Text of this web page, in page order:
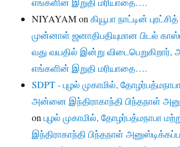
NIYAYAMonகியூபா நாட்டின்
முன்னாள் ஜனாதிபதியுமான பிடல்
வது வயதில் இன்று விடைபெறுகிறார்,
எங்களின் இறுதி மரியாதை….
SDPT - புழல் முகாமில்,
அன்னை இந்திராகாந்தி பிந்தநாள்
onபுழல் முகாமில், தோழர்பத்மநாபா
இந்திராகாந்தி பிந்தநாள்